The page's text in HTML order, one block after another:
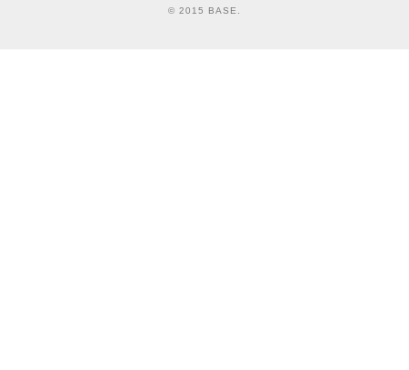
© 2015 BASE.